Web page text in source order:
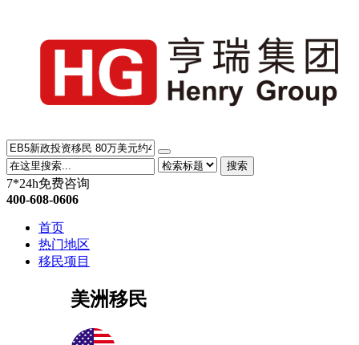
搜索
7*24h免费咨询
400-608-0606
首页
热门地区
移民项目
美洲移民